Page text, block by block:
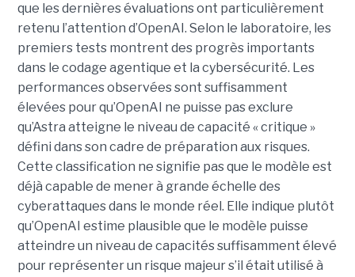
que les dernières évaluations ont particulièrement
retenu l’attention d’OpenAI. Selon le laboratoire, les
premiers tests montrent des progrès importants
dans le codage agentique et la cybersécurité. Les
performances observées sont suffisamment
élevées pour qu’OpenAI ne puisse pas exclure
qu’Astra atteigne le niveau de capacité « critique »
défini dans son cadre de préparation aux risques.
Cette classification ne signifie pas que le modèle est
déjà capable de mener à grande échelle des
cyberattaques dans le monde réel. Elle indique plutôt
qu’OpenAI estime plausible que le modèle puisse
atteindre un niveau de capacités suffisamment élevé
pour représenter un risque majeur s’il était utilisé à